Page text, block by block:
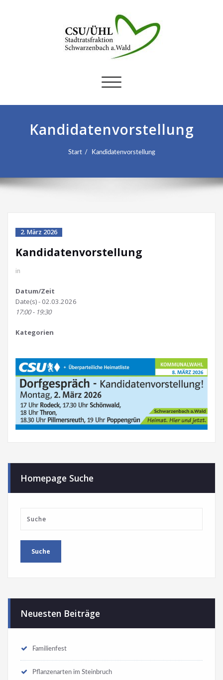
Schalte
Kandidatenvorstellung
Start Kandidatenvorstellung
2. März 2026
Kandidatenvorstellung
in
Datum/Zeit
Date(s) - 02.03.2026
17:00 - 19:30
Kategorien
Homepage Suche
Neuesten Beiträge
Familienfest
Pflanzenarten im Steinbruch